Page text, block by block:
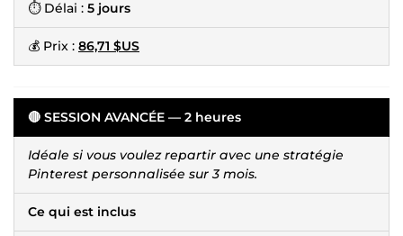
⏱ Délai : 5 jours
💰 Prix : 86,71 $US
🔴 SESSION AVANCÉE — 2 heures
Idéale si vous voulez repartir avec une stratégie
Pinterest personnalisée sur 3 mois.
Ce qui est inclus